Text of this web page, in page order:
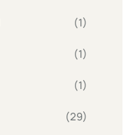
(1)
(1)
(1)
(29)